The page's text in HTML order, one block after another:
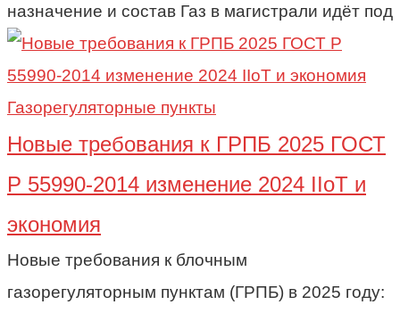
назначение и состав Газ в магистрали идёт под
Газорегуляторные пункты
Новые требования к ГРПБ 2025 ГОСТ
Р 55990-2014 изменение 2024 IIoT и
экономия
Новые требования к блочным
газорегуляторным пунктам (ГРПБ) в 2025 году: